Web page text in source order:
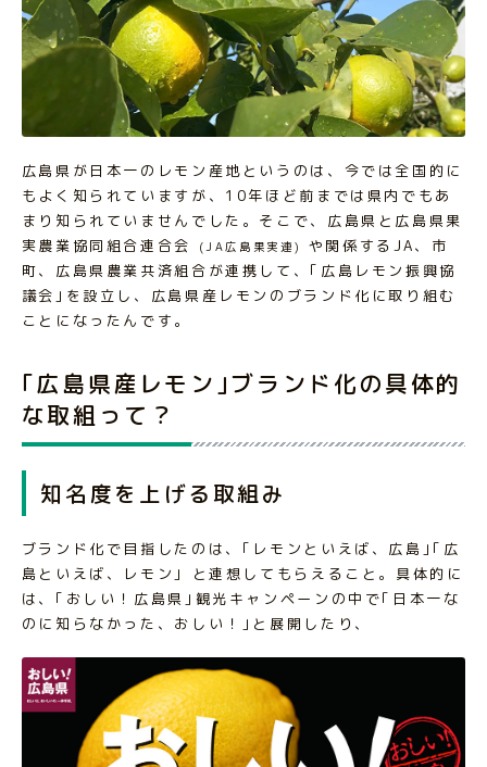
広島県が日本一のレモン産地というのは、今では全国的に
もよく知られていますが、10年ほど前までは県内でもあ
まり知られていませんでした。そこで、広島県と広島県果
実農業協同組合連合会
(JA広島果実連)
や関係するJA、市
町、広島県農業共済組合が連携して、｢広島レモン振興協
議会｣を設立し、広島県産レモンのブランド化に取り組む
ことになったんです。
｢広島県産レモン｣ブランド化の具体的
な取組って？
知名度を上げる取組み
ブランド化で目指したのは、｢レモンといえば、広島｣｢広
島といえば、レモン｣ と連想してもらえること。具体的に
は、｢おしい！広島県｣観光キャンペーンの中で｢日本一な
のに知らなかった、おしい！｣と展開したり、